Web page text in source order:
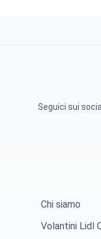
Seguici sui
Chi siamo
Volantini Lidl